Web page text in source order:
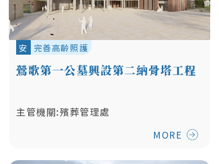
安 完善高齡照護
鶯歌第一公墓興設第二納骨塔工程
主管機關:殯葬管理處
MORE